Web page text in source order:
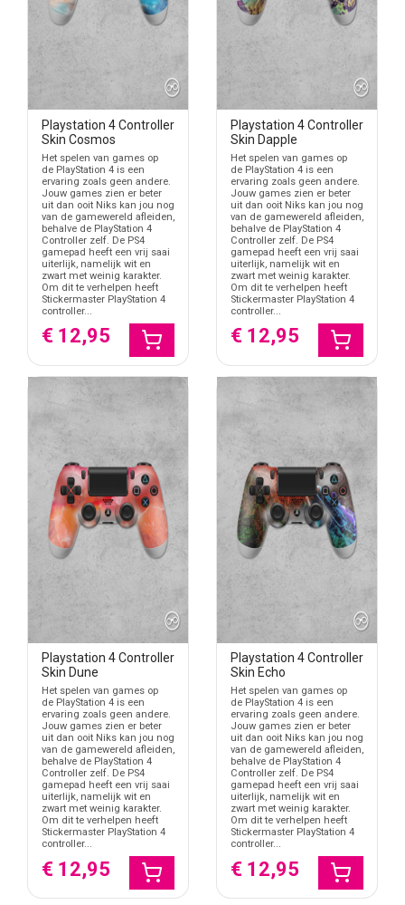
Playstation 4 Controller
Skin Cosmos
Het spelen van games op
de PlayStation 4 is een
ervaring zoals geen andere.
Jouw games zien er beter
uit dan ooit Niks kan jou nog
van de gamewereld afleiden,
behalve de PlayStation 4
Controller zelf. De PS4
gamepad heeft een vrij saai
uiterlijk, namelijk wit en
zwart met weinig karakter.
Om dit te verhelpen heeft
Stickermaster PlayStation 4
controller...
€ 12,95
Playstation 4 Controller
Skin Dapple
Het spelen van games op
de PlayStation 4 is een
ervaring zoals geen andere.
Jouw games zien er beter
uit dan ooit Niks kan jou nog
van de gamewereld afleiden,
behalve de PlayStation 4
Controller zelf. De PS4
gamepad heeft een vrij saai
uiterlijk, namelijk wit en
zwart met weinig karakter.
Om dit te verhelpen heeft
Stickermaster PlayStation 4
controller...
€ 12,95
Playstation 4 Controller
Skin Dune
Het spelen van games op
de PlayStation 4 is een
ervaring zoals geen andere.
Jouw games zien er beter
uit dan ooit Niks kan jou nog
van de gamewereld afleiden,
behalve de PlayStation 4
Controller zelf. De PS4
gamepad heeft een vrij saai
uiterlijk, namelijk wit en
zwart met weinig karakter.
Om dit te verhelpen heeft
Stickermaster PlayStation 4
controller...
€ 12,95
Playstation 4 Controller
Skin Echo
Het spelen van games op
de PlayStation 4 is een
ervaring zoals geen andere.
Jouw games zien er beter
uit dan ooit Niks kan jou nog
van de gamewereld afleiden,
behalve de PlayStation 4
Controller zelf. De PS4
gamepad heeft een vrij saai
uiterlijk, namelijk wit en
zwart met weinig karakter.
Om dit te verhelpen heeft
Stickermaster PlayStation 4
controller...
€ 12,95